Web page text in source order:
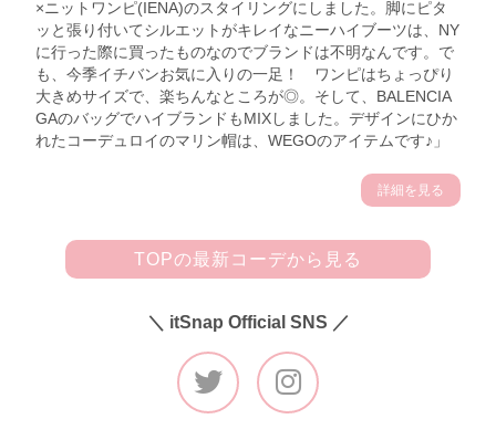
×ニットワンピ(IENA)のスタイリングにしました。脚にピタ
ッと張り付いてシルエットがキレイなニーハイブーツは、NY
に行った際に買ったものなのでブランドは不明なんです。で
も、今季イチバンお気に入りの一足！ ワンピはちょっぴり
大きめサイズで、楽ちんなところが◎。そして、BALENCIA
GAのバッグでハイブランドもMIXしました。デザインにひか
れたコーデュロイのマリン帽は、WEGOのアイテムです♪」
詳細を見る
TOPの最新コーデから見る
＼ itSnap Official SNS ／